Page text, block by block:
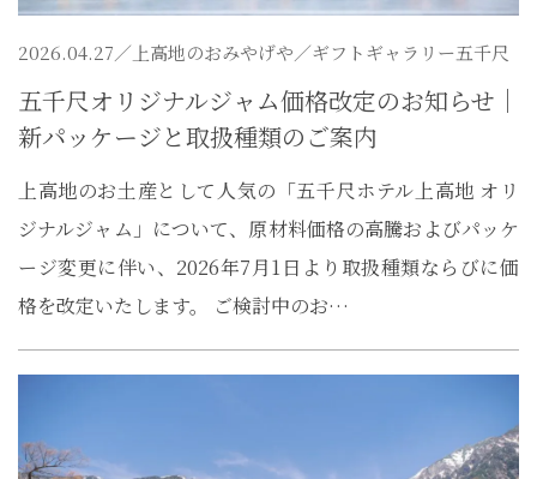
2026.04.27／ 上高地のおみやげや／ギフトギャラリー五千尺
五千尺オリジナルジャム価格改定のお知らせ｜
新パッケージと取扱種類のご案内
上高地のお土産として人気の「五千尺ホテル上高地 オリ
ジナルジャム」について、原材料価格の高騰およびパッケ
ージ変更に伴い、2026年7月1日より取扱種類ならびに価
格を改定いたします。 ご検討中のお…